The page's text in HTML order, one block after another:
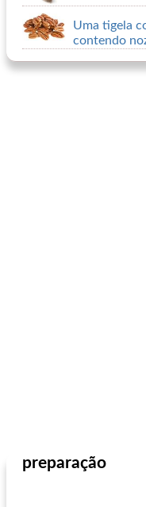
Uma tigela
contendo
preparação